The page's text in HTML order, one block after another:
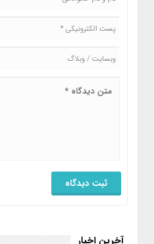
آخرین اخبار